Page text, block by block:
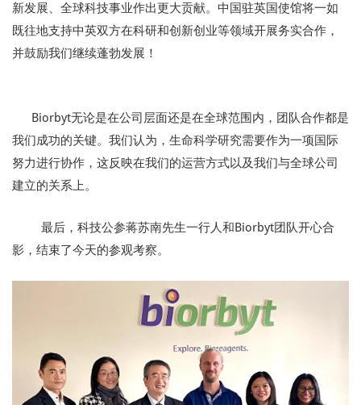
新发展、全球科技事业作出更大贡献。中国驻英国使馆将一如
既往地支持中英双方在科研和创新创业等领域开展务实合作，
并鼓励我们继续蓬勃发展！
Biorbyt无论是在公司层面还是在全球范围内，团队合作都是
我们成功的关键。我们认为，生命科学研究需要作为一项国际
努力进行协作，这反映在我们的运营方式以及我们与全球公司
建立的关系上。
最后，科技公参蒋苏南先生一行人和Biorbyt团队开心合
影，结束了今天的参观考察。